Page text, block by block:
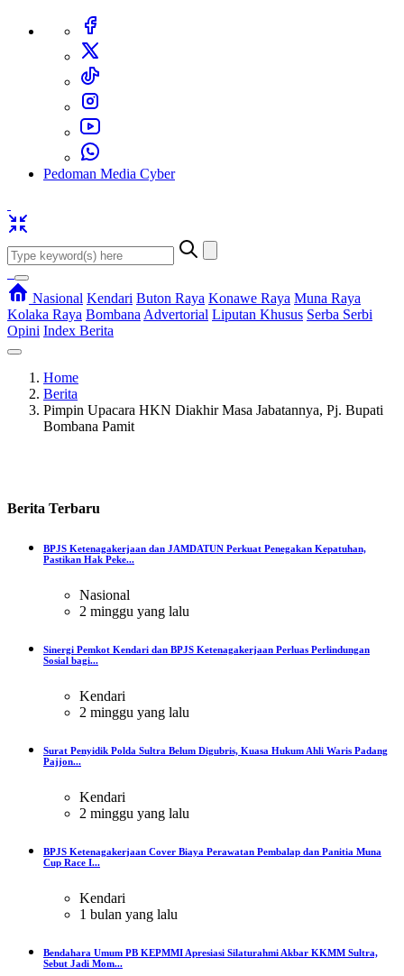
Pedoman Media Cyber
Nasional Kendari Buton Raya Konawe Raya Muna Raya
Kolaka Raya Bombana Advertorial Liputan Khusus Serba Serbi
Opini Index Berita
Home
Berita
Pimpin Upacara HKN Diakhir Masa Jabatannya, Pj. Bupati
Bombana Pamit
Berita Terbaru
BPJS Ketenagakerjaan dan JAMDATUN Perkuat Penegakan Kepatuhan,
Pastikan Hak Peke...
Nasional
2 minggu yang lalu
Sinergi Pemkot Kendari dan BPJS Ketenagakerjaan Perluas Perlindungan
Sosial bagi...
Kendari
2 minggu yang lalu
Surat Penyidik Polda Sultra Belum Digubris, Kuasa Hukum Ahli Waris Padang
Pajjon...
Kendari
2 minggu yang lalu
BPJS Ketenagakerjaan Cover Biaya Perawatan Pembalap dan Panitia Muna
Cup Race I...
Kendari
1 bulan yang lalu
Bendahara Umum PB KEPMMI Apresiasi Silaturahmi Akbar KKMM Sultra,
Sebut Jadi Mom...